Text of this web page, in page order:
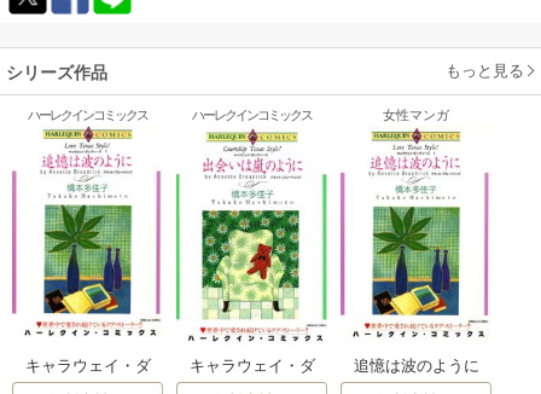
シリーズ作品 もっと見る
ハーレクインコミックス
キャラウェイ・ダ
ンディーズ Ⅰ 追憶
ハーレクインコミックス
キャラウェイ・ダ
ンディーズ Ⅱ 出会
女性マンガ
追憶は波のように
【分冊版】